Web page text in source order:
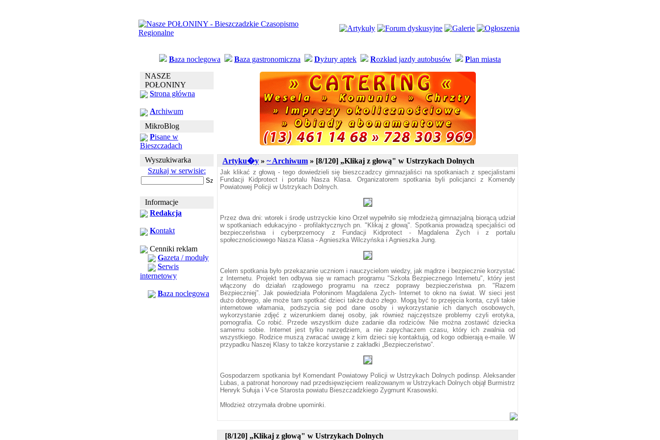
Baza noclegowa Baza gastronomiczna Dyżury aptek Rozkład jazdy autobusów Plan miasta
NASZE
POŁONINY
Strona główna
Archiwum
MikroBlog
Pisane w
Bieszczadach
Wyszukiwarka
Szukaj w serwisie:
Informacje
Redakcja
Kontakt
Cenniki reklam
Gazeta / moduły
Serwis
internetowy
Baza noclegowa
Artyku�y » ~ Archiwum » [8/120] „Klikaj z głową" w Ustrzykach Dolnych
Jak klikać z głową - tego dowiedzieli się bieszczadzcy gimnazjaliści na spotkaniach z specjalistami
Fundacji Kidprotect i portalu Nasza Klasa. Organizatorem spotkania byli policjanci z Komendy
Powiatowej Policji w Ustrzykach Dolnych.
Przez dwa dni: wtorek i środę ustrzyckie kino Orzeł wypełniło się młodzieżą gimnazjalną biorącą udział
w spotkaniach edukacyjno - profilaktycznych pn. "Klikaj z głową". Spotkania prowadzą specjaliści od
bezpieczeństwa i cyberprzemocy z Fundacji Kidprotect - Magdalena Zych i z portalu
społecznościowego Nasza Klasa - Agnieszka Wilczyńska i Agnieszka Jung.
Celem spotkania było przekazanie uczniom i nauczycielom wiedzy, jak mądrze i bezpiecznie korzystać
z Internetu. Projekt ten odbywa się w ramach programu "Szkoła Bezpiecznego Internetu", który jest
włączony do działań rządowego programu na rzecz poprawy bezpieczeństwa pn. "Razem
Bezpieczniej”. Jak powiedziała Połoninom Magdalena Zych- Internet to okno na świat. W sieci jest
dużo dobrego, ale może tam spotkać dzieci także dużo złego. Mogą być to przejęcia konta, czyli takie
internetowe włamania, podszycia się pod dane osoby i wykorzystanie ich danych osobowych,
wykorzystanie zdjęć z wizerunkiem danej osoby, jak również najczęstsze problemy czyli erotyka,
pornografia. Co robić. Przede wszystkim duże zadanie dla rodziców. Nie można zostawić dziecka
samemu sobie. Internet jest tylko narzędziem, a nie zapychaczem czasu, który ich zwalnia od
wszystkiego. Rodzice muszą zwracać uwagę z kim dzieci się kontaktują, od kogo odbierają e-maile. W
przypadku Naszej Klasy to także korzystanie z zakładki „Bezpieczeństwo”.
Gospodarzem spotkania był Komendant Powiatowy Policji w Ustrzykach Dolnych podinsp. Aleksander
Lubas, a patronat honorowy nad przedsięwzięciem realizowanym w Ustrzykach Dolnych objął Burmistrz
Henryk Sułuja i V-ce Starosta powiatu Bieszczadzkiego Zygmunt Krasowski.
Młodzież otrzymała drobne upominki.
[8/120] „Klikaj z głową" w Ustrzykach Dolnych